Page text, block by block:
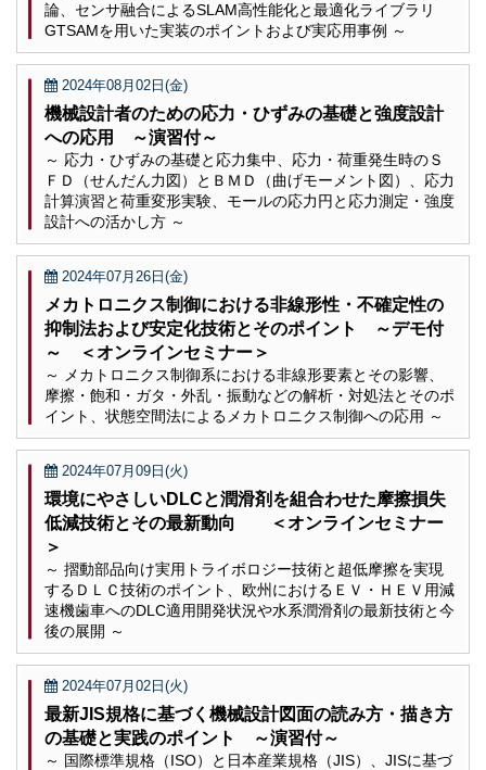
論、センサ融合によるSLAM高性能化と最適化ライブラリ
GTSAMを用いた実装のポイントおよび実応用事例 ～
2024年08月02日(金)
機械設計者のための応力・ひずみの基礎と強度設計
への応用 ～演習付～
～ 応力・ひずみの基礎と応力集中、応力・荷重発生時のＳ
ＦＤ（せんだん力図）とＢＭＤ（曲げモーメント図）、応力
計算演習と荷重変形実験、モールの応力円と応力測定・強度
設計への活かし方 ～
2024年07月26日(金)
メカトロニクス制御における非線形性・不確定性の
抑制法および安定化技術とそのポイント ～デモ付
～ ＜オンラインセミナー＞
～ メカトロニクス制御系における非線形要素とその影響、
摩擦・飽和・ガタ・外乱・振動などの解析・対処法とそのポ
イント、状態空間法によるメカトロニクス制御への応用 ～
2024年07月09日(火)
環境にやさしいDLCと潤滑剤を組合わせた摩擦損失
低減技術とその最新動向 ＜オンラインセミナー
＞
～ 摺動部品向け実用トライボロジー技術と超低摩擦を実現
するＤＬＣ技術のポイント、欧州におけるＥＶ・ＨＥＶ用減
速機歯車へのDLC適用開発状況や水系潤滑剤の最新技術と今
後の展開 ～
2024年07月02日(火)
最新JIS規格に基づく機械設計図面の読み方・描き方
の基礎と実践のポイント ～演習付～
～ 国際標準規格（ISO）と日本産業規格（JIS）、JISに基づ